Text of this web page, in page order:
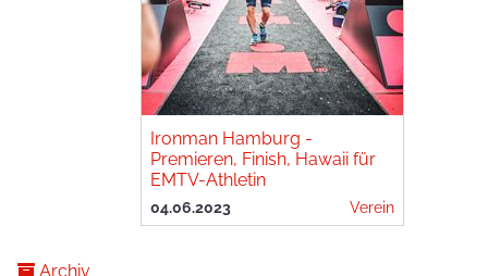
Ironman Hamburg -
Premieren, Finish, Hawaii für
EMTV-Athletin
04.06.2023 Verein
Archiv